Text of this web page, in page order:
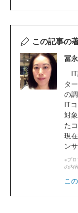
この記事の
冨
IT
タ
の
IT
対
た
現
ン
※プ
の内
こ